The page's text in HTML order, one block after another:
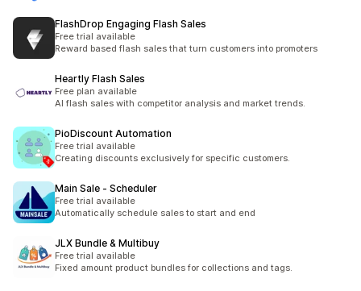
FlashDrop Engaging Flash Sales
Free trial available
Reward based flash sales that turn customers into promoters
Heartly Flash Sales
Free plan available
AI flash sales with competitor analysis and market trends.
PioDiscount Automation
Free trial available
Creating discounts exclusively for specific customers.
Main Sale ‑ Scheduler
Free trial available
Automatically schedule sales to start and end
JLX Bundle & Multibuy
Free trial available
Fixed amount product bundles for collections and tags.